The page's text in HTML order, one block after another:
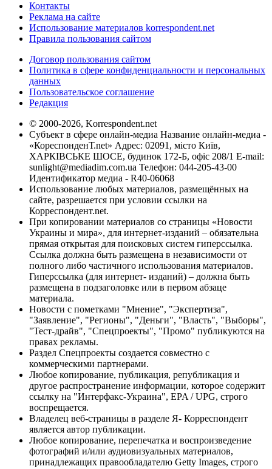
Контакты
Реклама на сайте
Использование материалов korrespondent.net
Правила пользования сайтом
Договор пользования сайтом
Политика в сфере конфиденциальности и персональных
данных
Пользовательское соглашение
Редакция
© 2000-2026, Korrespondent.net
Субъект в сфере онлайн-медиа Название онлайн-медиа -
«КореспонденТ.net» Адрес: 02091, місто Київ,
ХАРКІВСЬКЕ ШОСЕ, будинок 172-Б, офіс 208/1 E-mail:
sunlight@mediadim.com.ua Телефон: 044-205-43-00
Идентификатор медиа - R40-06068
Использование любых материалов, размещённых на
сайте, разрешается при условии ссылки на
Корреспондент.net.
При копировании материалов со страницы «Новости
Украины и мира», для интернет-изданий – обязательна
прямая открытая для поисковых систем гиперссылка.
Ссылка должна быть размещена в независимости от
полного либо частичного использования материалов.
Гиперссылка (для интернет- изданий) – должна быть
размещена в подзаголовке или в первом абзаце
материала.
Новости с пометками "Мнение", "Экспертиза",
"Заявление", "Регионы", "Деньги", "Власть", "Выборы",
"Тест-драйв", "Спецпроекты", "Промо" публикуются на
правах рекламы.
Раздел Спецпроекты создается совместно с
коммерческими партнерами.
Любое копирование, публикация, републикация и
другое распространение информации, которое содержит
ссылку на "Интерфакс-Украина", EPA / UPG, строго
воспрещается.
Владелец веб-страницы в разделе Я- Корреспондент
является автор публикации.
Любое копирование, перепечатка и воспроизведение
фотографий и/или аудиовизуальных материалов,
принадлежащих правообладателю Getty Images, строго